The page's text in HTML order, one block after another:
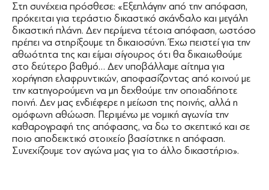
Στη συνέχεια πρόσθεσε: «Εξεπλάγην από την απόφαση,
πρόκειται για τεράστιο δικαστικό σκάνδαλο και μεγάλη
δικαστική πλάνη. Δεν περίμενα τέτοια απόφαση, ωστόσο
πρέπει να στηρίξουμε τη δικαιοσύνη. Έχω πειστεί για την
αθωότητα της και είμαι σίγουρος ότι θα δικαιωθούμε
στο δεύτερο βαθμό… Δεν υποβάλλαμε αίτημα για
χορήγηση ελαφρυντικών, αποφασίζοντας από κοινού με
την κατηγορούμενη να μη δεχθούμε την οποιαδήποτε
ποινή. Δεν μας ενδιέφερε η μείωση της ποινής, αλλά η
ομόφωνη αθώωση. Περιμένω με νομική αγωνία την
καθαρογραφή της απόφασης, να δω το σκεπτικό και σε
ποιο αποδεικτικό στοιχείο βασίστηκε η απόφαση.
Συνεχίζουμε τον αγώνα μας για το άλλο δικαστήριο».